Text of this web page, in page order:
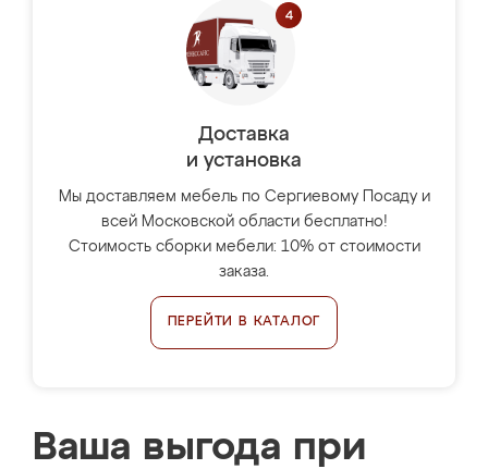
Доставка
и установка
Мы доставляем мебель по Сергиевому Посаду и
всей Московской области бесплатно!
Стоимость сборки мебели: 10% от стоимости
заказа.
ПЕРЕЙТИ В КАТАЛОГ
Ваша выгода при